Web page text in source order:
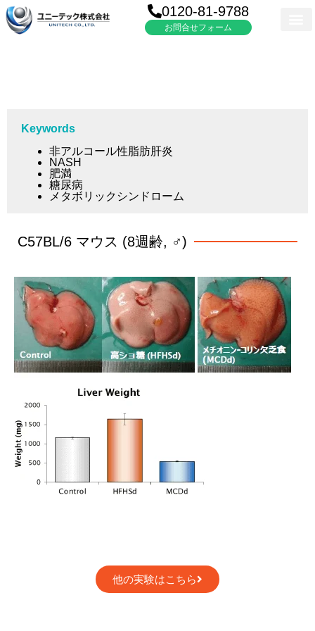
0120-81-9788
お問合せフォーム
Keywords
非アルコール性脂肪肝炎
NASH
肥満
糖尿病
メタボリックシンドローム
C57BL/6 マウス (8週齢, ♂)
他の実験はこちら